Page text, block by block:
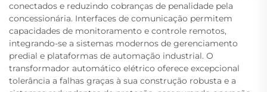
conectados e reduzindo cobranças de penalidade pela
concessionária. Interfaces de comunicação permitem
capacidades de monitoramento e controle remotos,
integrando-se a sistemas modernos de gerenciamento
predial e plataformas de automação industrial. O
transformador automático elétrico oferece excepcional
tolerância a falhas graças à sua construção robusta e a